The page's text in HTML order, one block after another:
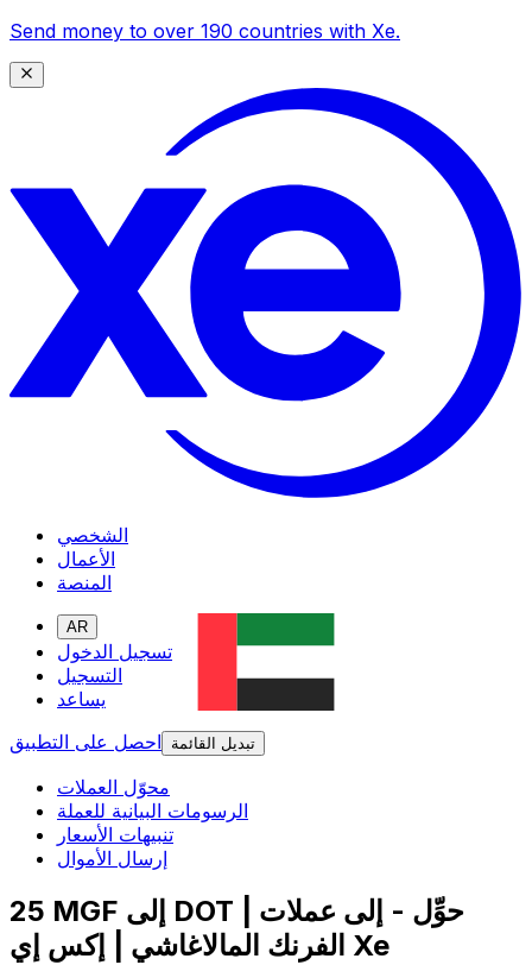
Send money to over 190 countries with Xe.
الشخصي
الأعمال
المنصة
AR
تسجيل الدخول
التسجيل
يساعد
احصل على التطبيق
تبديل القائمة
محوّل العملات
الرسومات البيانية للعملة
تنبيهات الأسعار
إرسال الأموال
25 MGF إلى DOT | حوِّل - إلى عملات
الفرنك المالاغاشي | إكس إي Xe